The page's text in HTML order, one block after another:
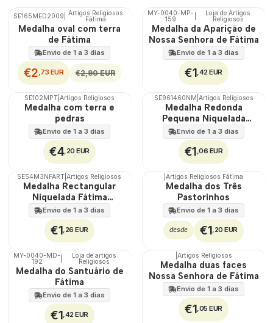
DESCONTO
SE165MED2009 Artigos Religiosos
Fátima
Medalha oval com terra
de Fátima
Envio de 1 a 3 dias
€2,73 EUR €2,90 EUR
🇵🇹
100%
MY-0040-MP-
159
Loja de Artigos
Religiosos
Medalha da Aparição de
Nossa Senhora de Fátima
Envio de 1 a 3 dias
€1,42 EUR
SE102MPT| Artigos Religiosos
Medalha com terra e
pedras
Envio de 1 a 3 dias
€4,20 EUR
SE961460NM Artigos Religiosos
Medalha Redonda
Pequena Niquelada
Fátima Aparição
Envio de 1 a 3 dias
€1,06 EUR
SE54M3NFART |Artigos Religiosos
Medalha Rectangular
Niquelada Fátima
Aparição
Envio de 1 a 3 dias
€1,26 EUR
|Artigos Religiosos Fátima
Medalha dos Três
Pastorinhos
Envio de 1 a 3 dias
desde €1,20 EUR
🇵🇹
100%
MY-0040-MD-
192
Loja de artigos
Religiosos
Medalha do Santuário de
Fátima
Envio de 1 a 3 dias
€1,42 EUR
Artigos Religiosos
Medalha duas faces
Nossa Senhora de Fátima
Envio de 1 a 3 dias
€1,05 EUR